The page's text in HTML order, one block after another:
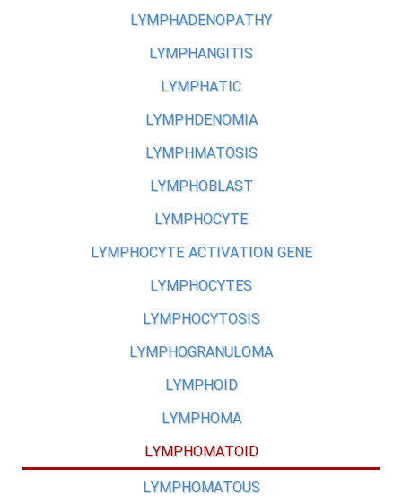
LYMPHADENOPATHY
LYMPHANGITIS
LYMPHATIC
LYMPHDENOMIA
LYMPHMATOSIS
LYMPHOBLAST
LYMPHOCYTE
LYMPHOCYTE ACTIVATION GENE
LYMPHOCYTES
LYMPHOCYTOSIS
LYMPHOGRANULOMA
LYMPHOID
LYMPHOMA
LYMPHOMATOID
LYMPHOMATOUS